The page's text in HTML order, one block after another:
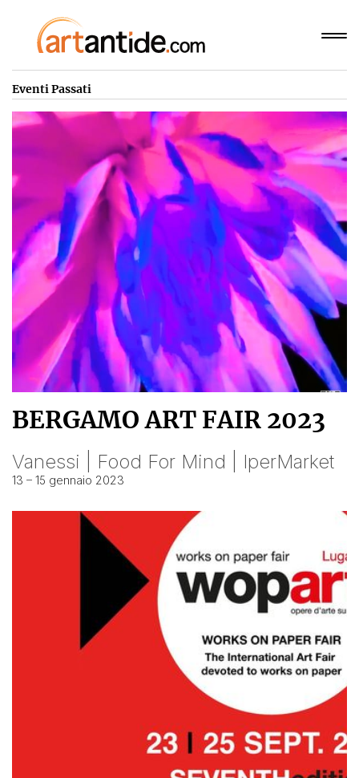
Eventi Passati
BERGAMO ART FAIR 2023
Vanessi | Food For Mind | IperMarket
13 – 15 gennaio 2023